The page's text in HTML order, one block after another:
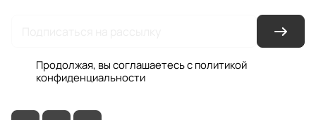
Продолжая, вы соглашаетесь с политикой
конфиденциальности